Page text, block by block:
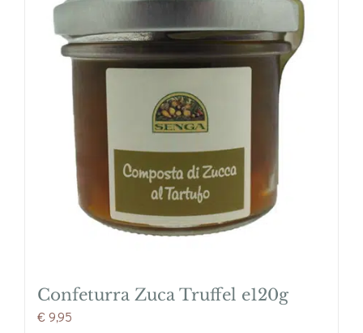
Confeturra Zuca Truffel e120g
€9,95